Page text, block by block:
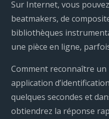
Sur Internet, vous
beatmakers, de
bibliothèques
une pièce en ligne,
Comment reconnaître
application
quelques secondes et
obtiendrez la réponse